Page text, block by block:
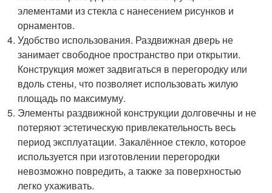
элементами из стекла с нанесением рисунков и
орнаментов.
Удобство использования. Раздвижная дверь не
занимает свободное пространство при открытии.
Конструкция может задвигаться в перегородку или
вдоль стены, что позволяет использовать жилую
площадь по максимуму.
Элементы раздвижной конструкции долговечны и не
потеряют эстетическую привлекательность весь
период эксплуатации. Закалённое стекло, которое
используется при изготовлении перегородки
невозможно повредить, а также за поверхностью
легко ухаживать.